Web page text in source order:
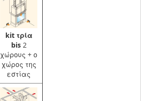
kit τρία
bis2
χώρους + ο
χώρος της
εστίας